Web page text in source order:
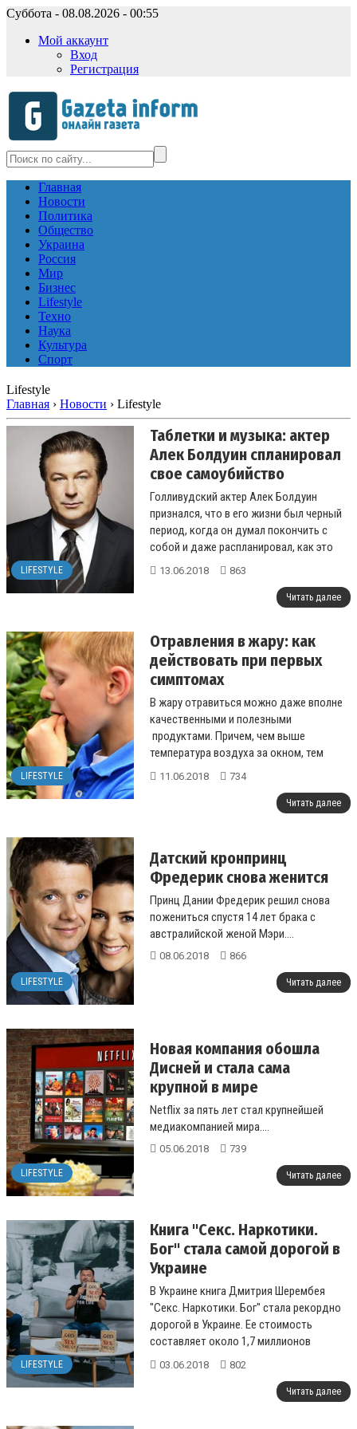
Суббота - 08.08.2026 - 00:55
Мой аккаунт
Вход
Регистрация
Главная
Новости
Политика
Общество
Украина
Россия
Мир
Бизнес
Lifestyle
Техно
Наука
Культура
Спорт
Lifestyle
Главная › Новости › Lifestyle
LIFESTYLE
Таблетки и музыка: актер
Алек Болдуин спланировал
свое самоубийство
Голливудский актер Алек Болдуин
признался, что в его жизни был черный
период, когда он думал покончить с
собой и даже распланировал, как это
сделает....
13.06.2018 863
Читать далее
LIFESTYLE
Отравления в жару: как
действовать при первых
симптомах
В жару отравиться можно даже вполне
качественными и полезными
продуктами. Причем, чем выше
температура воздуха за окном, тем
дороже может обойтись беспечность....
11.06.2018 734
Читать далее
LIFESTYLE
Датский кронпринц
Фредерик снова женится
Принц Дании Фредерик решил снова
пожениться спустя 14 лет брака с
австралийской женой Мэри....
08.06.2018 866
Читать далее
LIFESTYLE
Новая компания обошла
Дисней и стала сама
крупной в мире
Netflix за пять лет стал крупнейшей
медиакомпанией мира....
05.06.2018 739
Читать далее
LIFESTYLE
Книга "Секс. Наркотики.
Бог" стала самой дорогой в
Украине
В Украине книга Дмитрия Шерембея
"Секс. Наркотики. Бог" стала рекордно
дорогой в Украине. Ее стоимость
составляет около 1,7 миллионов
гривен....
03.06.2018 802
Читать далее